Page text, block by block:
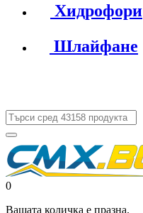
Хидрофори
Шлайфане
0
Вашата количка е празна.